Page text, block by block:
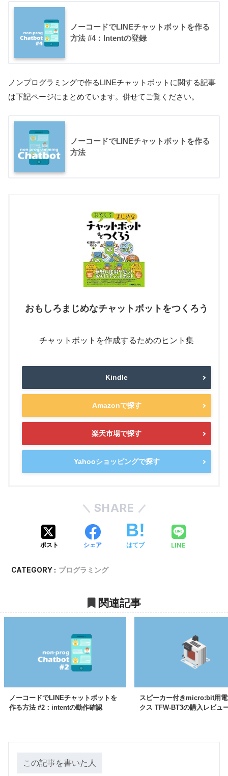
ノーコードでLINEチャットボットを作る
方法 #4：Intentの登録
ノンプログラミングで作るLINEチャットボットに関する記事
は下記ページにまとめています。併せてご覧ください。
ノーコードでLINEチャットボットを作る
方法
おもしろまじめなチャットボットをつくろう
チャットボットを作成するためのヒント集
Kindle
Amazonで探す
楽天市場で探す
Yahooショッピングで探す
SHARE
ポスト シェア はてブ LINE
CATEGORY : プログラミング
関連記事
ノーコードでLINEチャットボットを
作る方法 #2：intentの動作確認
スピーカー付きmicro:bit用
クス TFW-BT3の購入レビュ
この記事を書いた人